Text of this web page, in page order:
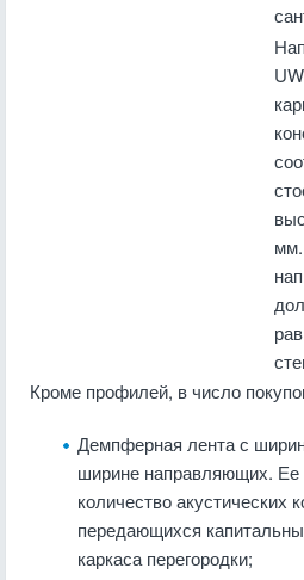
Кроме профилей, в число
Демпферная лента с
ширине направляющих. Ее
количество акустических
передающихся
каркаса перегородки;